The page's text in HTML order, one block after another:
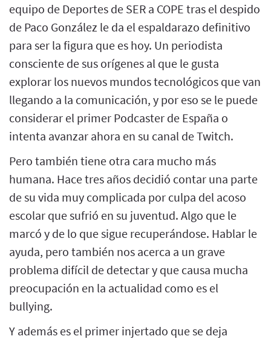
equipo de Deportes de SER a COPE tras el despido
de Paco González le da el espaldarazo definitivo
para ser la figura que es hoy. Un periodista
consciente de sus orígenes al que le gusta
explorar los nuevos mundos tecnológicos que van
llegando a la comunicación, y por eso se le puede
considerar el primer Podcaster de España o
intenta avanzar ahora en su canal de Twitch.
Pero también tiene otra cara mucho más
humana. Hace tres años decidió contar una parte
de su vida muy complicada por culpa del acoso
escolar que sufrió en su juventud. Algo que le
marcó y de lo que sigue recuperándose. Hablar le
ayuda, pero también nos acerca a un grave
problema difícil de detectar y que causa mucha
preocupación en la actualidad como es el
bullying.
Y además es el primer injertado que se deja